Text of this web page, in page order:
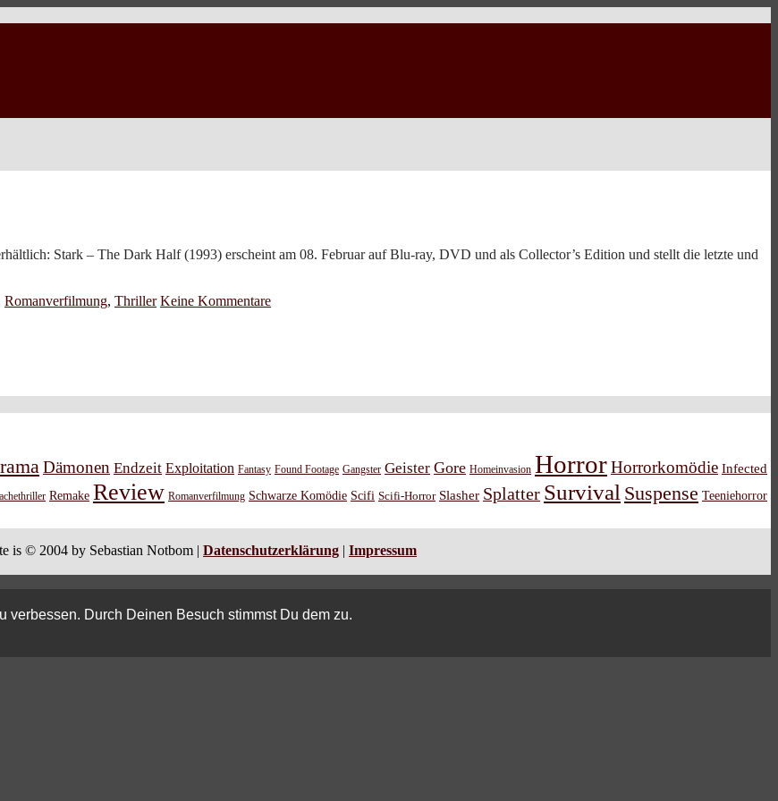
Stark – The Dark Half (1993) erscheint am 08. Februar auf Blu-ray, DVD und als Collector’s Edition und stellt die letzte und
Romanverfilmung, Thriller Keine Kommentare
Dämonen Endzeit Exploitation Fantasy Found Footage Gangster Geister Gore Homeinvasion HorrorHorrorkomödie Infected
Remake Review Romanverfilmung Schwarze Komödie Scifi Scifi-Horror Slasher Splatter Survival Suspense Teeniehorror
is © 2004 by Sebastian Notbom | Datenschutzerklärung | Impressum
Durch Deinen Besuch stimmst Du dem zu.